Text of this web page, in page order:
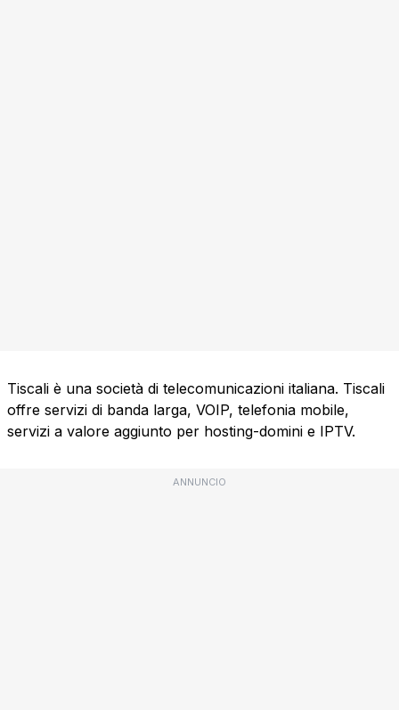
Tiscali è una società di telecomunicazioni italiana. Tiscali
offre servizi di banda larga, VOIP, telefonia mobile,
servizi a valore aggiunto per hosting-domini e IPTV.
ANNUNCIO